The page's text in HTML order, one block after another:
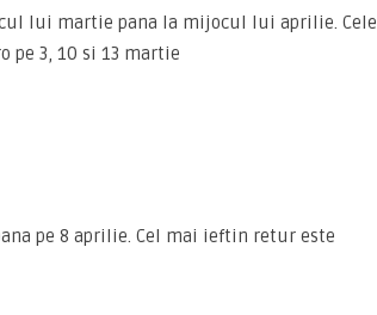
lui martie pana la mijocul lui aprilie. Cele
3, 10 si 13 martie
pe 8 aprilie. Cel mai ieftin retur este